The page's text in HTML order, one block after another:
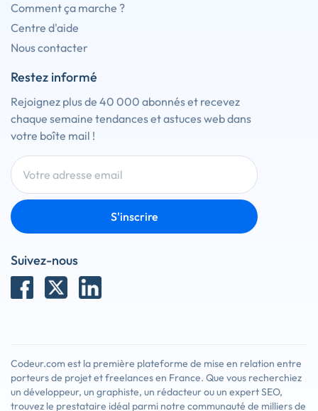
Comment ça marche ?
Centre d'aide
Nous contacter
Restez informé
Rejoignez plus de 40 000 abonnés et recevez
chaque semaine tendances et astuces web dans
votre boîte mail !
S'inscrire
Suivez-nous
Codeur.com est la première plateforme de mise en relation entre
porteurs de projet et freelances en France. Que vous recherchiez
un développeur, un graphiste, un rédacteur ou un expert SEO,
trouvez le prestataire idéal parmi notre communauté de milliers de